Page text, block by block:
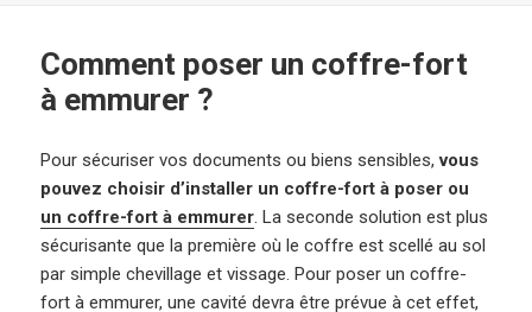
Comment poser un coffre-fort
à emmurer ?
Pour sécuriser vos documents ou biens sensibles,vous
pouvez choisir d’installer un coffre-fort à poser ou
un coffre-fort à emmurer. La seconde solution est plus
sécurisante que la première où le coffre est scellé au sol
par simple chevillage et vissage. Pour poser un coffre-
fort à emmurer, une cavité devra être prévue à cet effet,